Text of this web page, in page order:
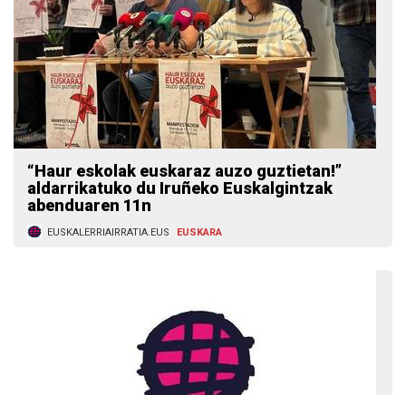
“Haur eskolak euskaraz auzo guztietan!”
aldarrikatuko du Iruñeko Euskalgintzak
abenduaren 11n
EUSKALERRIAIRRATIA.EUS EUSKARA